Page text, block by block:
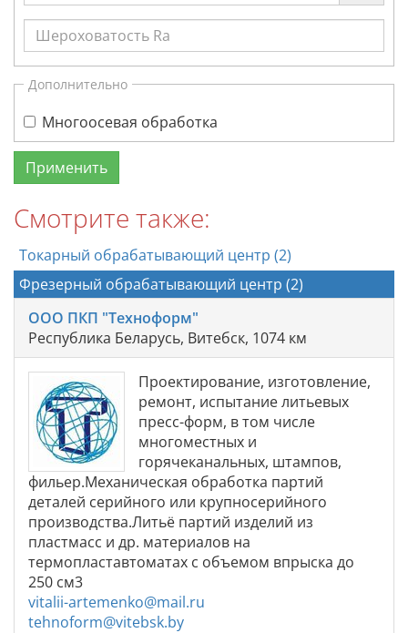
Дополнительно
Многоосевая обработка
Смотрите также:
Токарный обрабатывающий центр (2)
Фрезерный обрабатывающий центр (2)
ООО ПКП "Техноформ"
Республика Беларусь, Витебск, 1074 км
Проектирование, изготовление,
ремонт, испытание литьевых
пресс-форм, в том числе
многоместных и
горячеканальных, штампов,
фильер.Механическая обработка партий
деталей серийного или крупносерийного
производства.Литьё партий изделий из
пластмасс и др. материалов на
термопластавтоматах с объемом впрыска до
250 см3
vitalii-artemenko@mail.ru
tehnoform@vitebsk.by